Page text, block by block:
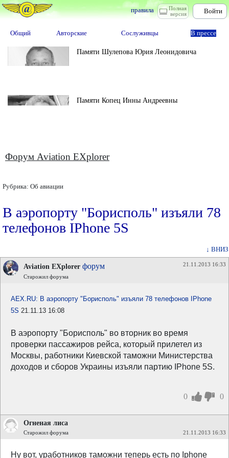
Полная
версия
правила Войти
Общий Авторские Сослуживцы В прессе
Памяти Шулепова Юрия Леонидовича
Памяти Копец Инны Андреевны
Форум Aviation EXplorer
Рубрика: Об авиации
В аэропорту "Борисполь" изъяли 78
телефонов IPhone 5S
↓ ВНИЗ
Aviation EXplorer форум
Старожил форума
21.11.2013 16:33
AEX.RU: В аэропорту "Борисполь" изъяли 78 телефонов IPhone
5S 21.11.13 16:08
В аэропорту "Борисполь" во вторник во время
проверки пассажиров рейса, который прилетел из
Москвы, работники Киевской таможни Министерства
доходов и сборов Украины изъяли партию IPhone 5S.
0 0
Огненая лиса
Старожил форума 21.11.2013 16:33
Ну вот, уработников таможни теперь есть по Iphone